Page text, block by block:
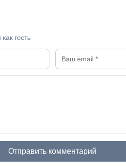
гость
Отправить комментарий